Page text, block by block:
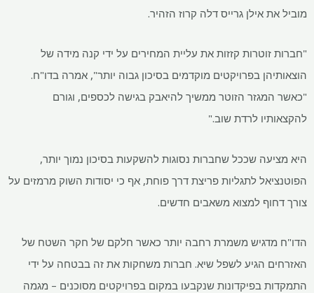
מוביל את אילן גרייס דלה קרוז הזהיר.
"חברות זוטרות קזזות את עליית המחירים על ידי קנה מידה של
הוצאותיהן בפרויקטים מוקדמים בסיכון גבוה יותר", אמרה בדו"ח.
"כאשר המגזר הזוטר ממשיך להיאבק בגישה לכספים, וגורם
להקצאותיו לרדת שוב."
היא מציעה שככל שחברות נסוגות להשקעות בסיכון נמוך יותר,
הפוטנציאל לתגליות פריצת דרך פוחת, אף כי יסודות השוק מרמזים על
צורך דחוף למצוא משאבים חדשים.
הדו"ח מדגיש משמרת רחבה יותר כאשר חלקם של חקר השטח של
האזרחים הגיע לשפל שיא. חברות משחקות את זה בבטחה על ידי
התמקדות בפיקדונות שנקבעו במקום בפרויקטים מסוכנים – מגמה